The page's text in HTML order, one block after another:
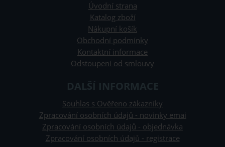
Úvodní strana
Katalog zboží
Nákupní košík
Obchodní podmínky
Kontaktní informace
Odstoupení od smlouvy
DALŠÍ INFORMACE
Souhlas s Ověřeno zákazníky
Zpracování osobních údajů - novinky emai
Zpracování osobních údajů - objednávka
Zpracování osobních údajů - registrace